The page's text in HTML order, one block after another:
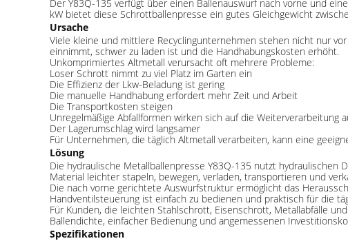
Der Y83Q-135 verfügt über einen Ballenauswurf nach vorne und
kW bietet diese Schrottballenpresse ein gutes Gleichgewicht
Ursache
Viele kleine und mittlere Recyclingunternehmen stehen nicht nur
einnimmt, schwer zu laden ist und die Handhabungskosten erhöht.
Unkomprimiertes Altmetall verursacht oft mehrere Probleme:
Loser Schrott nimmt zu viel Platz im Garten ein
Die Effizienz der Lkw-Beladung ist gering
Die manuelle Handhabung erfordert mehr Zeit und Arbeit
Die Transportkosten steigen
Unregelmäßige Abfallformen wirken sich auf die Weiterverarbeitung
Der Lagerumschlag wird langsamer
Für Unternehmen, die täglich Altmetall verarbeiten, kann eine
Lösung
Die hydraulische Metallballenpresse Y83Q-135 nutzt
Material leichter stapeln, bewegen, verladen, transportieren und
Die nach vorne gerichtete Auswurfstruktur ermöglicht das
Handventilsteuerung ist einfach zu bedienen und praktisch für die
Für Kunden, die leichten Stahlschrott, Eisenschrott, Metallabfälle
Ballendichte, einfacher Bedienung und angemessenen
Spezifikationen